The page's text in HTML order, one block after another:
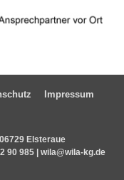
Impressum
Elsteraue
90 985 | wila@wila-kg.de